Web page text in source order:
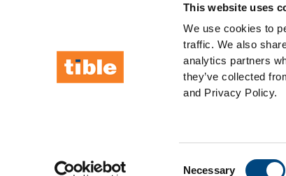
This website uses
We use cookies to
traffic. We also
analytics partners
they’ve collected
and Privacy Policy.
Necessary